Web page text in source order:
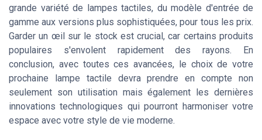
grande variété de lampes tactiles, du modèle d'entrée de
gamme aux versions plus sophistiquées, pour tous les prix.
Garder un œil sur le stock est crucial, car certains produits
populaires s'envolent rapidement des rayons. En
conclusion, avec toutes ces avancées, le choix de votre
prochaine lampe tactile devra prendre en compte non
seulement son utilisation mais également les dernières
innovations technologiques qui pourront harmoniser votre
espace avec votre style de vie moderne.